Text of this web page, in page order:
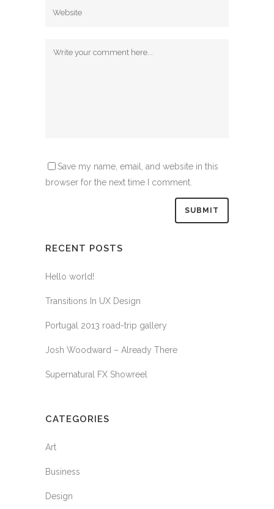
Save my name, email, and website in this
browser for the next time I comment.
RECENT POSTS
Hello world!
Transitions In UX Design
Portugal 2013 road-trip gallery
Josh Woodward – Already There
Supernatural FX Showreel
CATEGORIES
Art
Business
Design